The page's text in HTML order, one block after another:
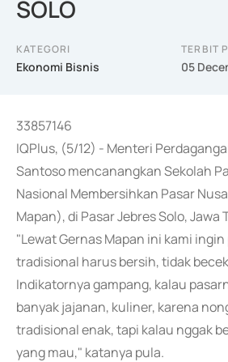
SOLO
KATEGORI
Ekonomi Bisnis
TERBIT
05
33857146
IQPlus, (5/12) - Menteri
Santoso mencanangkan Sekolah
Nasional Membersihkan Pasar
Mapan), di Pasar Jebres Solo, Jawa
"Lewat Gernas Mapan ini kami
tradisional harus bersih, tidak
Indikatornya gampang, kalau
banyak jajanan, kuliner, karena
tradisional enak, tapi kalau nggak
yang mau," katanya pula.